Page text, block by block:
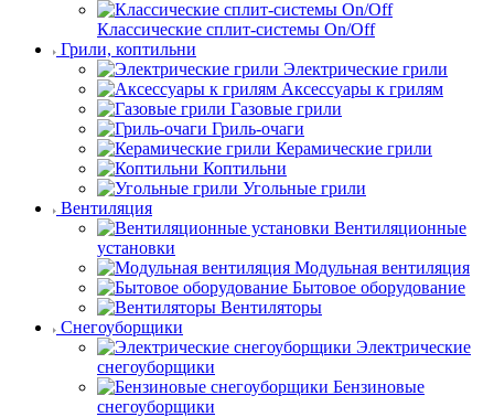
Классические сплит-системы On/Off
Грили, коптильни
Электрические грили
Аксессуары к грилям
Газовые грили
Гриль-очаги
Керамические грили
Коптильни
Угольные грили
Вентиляция
Вентиляционные
установки
Модульная вентиляция
Бытовое оборудование
Вентиляторы
Снегоуборщики
Электрические
снегоуборщики
Бензиновые
снегоуборщики